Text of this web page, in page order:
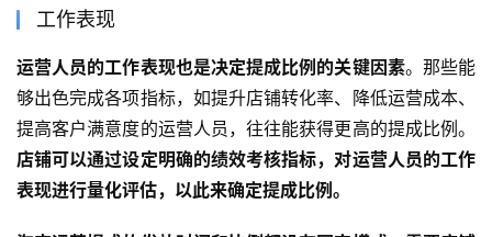
工作表现
运营人员的工作表现也是决定提成比例的关键因素。那些能
够出色完成各项指标，如提升店铺转化率、降低运营成本、
提高客户满意度的运营人员，往往能获得更高的提成比例。
店铺可以通过设定明确的绩效考核指标，对运营人员的工作
表现进行量化评估，以此来确定提成比例。